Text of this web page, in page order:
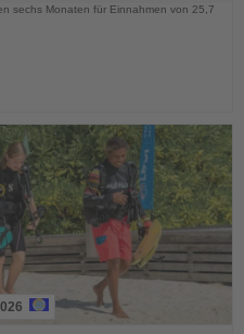
sechs Monaten für Einnahmen von 25,7